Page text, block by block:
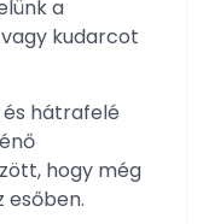
a
kudarcot
és hátrafelé
hogy még
esőben.